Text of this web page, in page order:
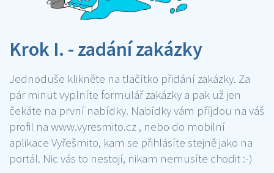
Krok I. - zadání zakázky
Jednoduše klikněte na tlačítko přidání zakázky. Za
pár minut vyplníte formulář zakázky a pak už jen
čekáte na první nabídky. Nabídky vám příjdou na váš
profil na www.vyresmito.cz , nebo do mobilní
aplikace Vyřešmito, kam se přihlásíte stejně jako na
portál. Nic vás to nestojí, nikam nemusíte chodit :-)